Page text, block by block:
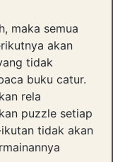
maka semua
akan
tidak
buku catur.
rela
puzzle setiap
tidak akan